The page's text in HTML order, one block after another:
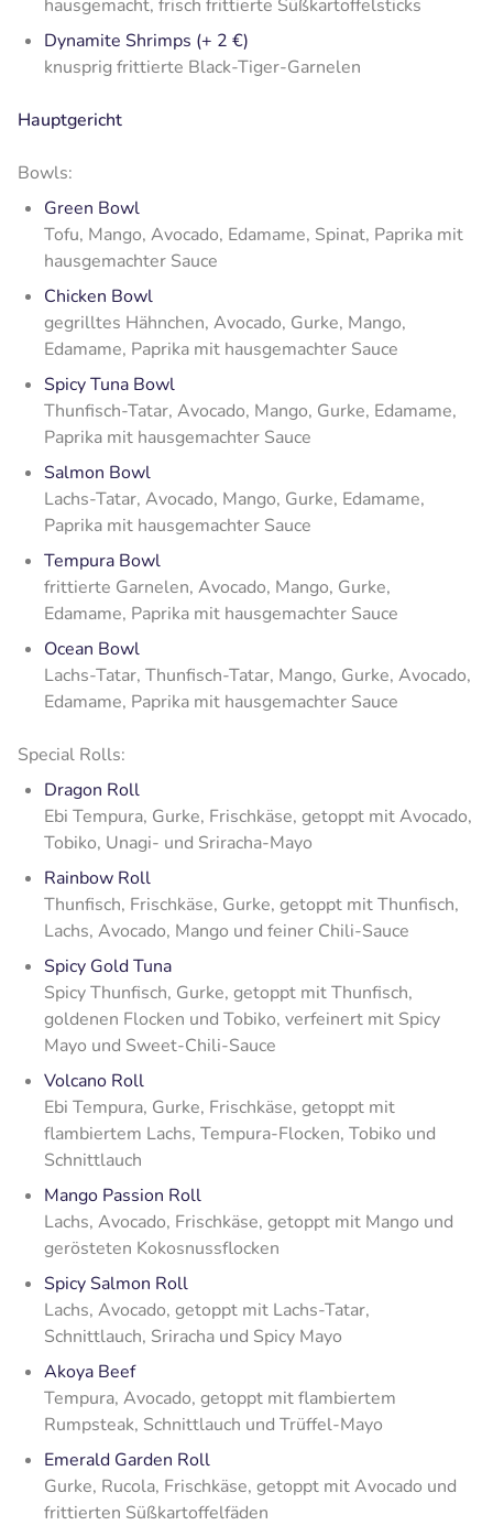
hausgemacht, frisch frittierte Süßkartoffelsticks
Dynamite Shrimps (+ 2 €)
knusprig frittierte Black-Tiger-Garnelen
Hauptgericht
Bowls:
Green Bowl
Tofu, Mango, Avocado, Edamame, Spinat, Paprika mit
hausgemachter Sauce
Chicken Bowl
gegrilltes Hähnchen, Avocado, Gurke, Mango,
Edamame, Paprika mit hausgemachter Sauce
Spicy Tuna Bowl
Thunfisch-Tatar, Avocado, Mango, Gurke, Edamame,
Paprika mit hausgemachter Sauce
Salmon Bowl
Lachs-Tatar, Avocado, Mango, Gurke, Edamame,
Paprika mit hausgemachter Sauce
Tempura Bowl
frittierte Garnelen, Avocado, Mango, Gurke,
Edamame, Paprika mit hausgemachter Sauce
Ocean Bowl
Lachs-Tatar, Thunfisch-Tatar, Mango, Gurke, Avocado,
Edamame, Paprika mit hausgemachter Sauce
Special Rolls:
Dragon Roll
Ebi Tempura, Gurke, Frischkäse, getoppt mit Avocado,
Tobiko, Unagi- und Sriracha-Mayo
Rainbow Roll
Thunfisch, Frischkäse, Gurke, getoppt mit Thunfisch,
Lachs, Avocado, Mango und feiner Chili-Sauce
Spicy Gold Tuna
Spicy Thunfisch, Gurke, getoppt mit Thunfisch,
goldenen Flocken und Tobiko, verfeinert mit Spicy
Mayo und Sweet-Chili-Sauce
Volcano Roll
Ebi Tempura, Gurke, Frischkäse, getoppt mit
flambiertem Lachs, Tempura-Flocken, Tobiko und
Schnittlauch
Mango Passion Roll
Lachs, Avocado, Frischkäse, getoppt mit Mango und
gerösteten Kokosnussflocken
Spicy Salmon Roll
Lachs, Avocado, getoppt mit Lachs-Tatar,
Schnittlauch, Sriracha und Spicy Mayo
Akoya Beef
Tempura, Avocado, getoppt mit flambiertem
Rumpsteak, Schnittlauch und Trüffel-Mayo
Emerald Garden Roll
Gurke, Rucola, Frischkäse, getoppt mit Avocado und
frittierten Süßkartoffelfäden